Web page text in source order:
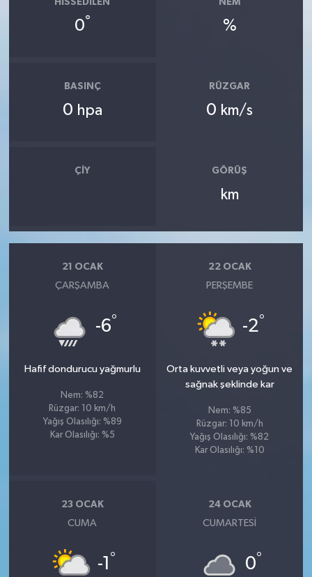
0° %
BASINÇ
0 hpa
RÜZGAR
0 km/s
ÇIY GÖRÜŞ
km
21 OCAK
ÇARŞAMBA
-6°
Hafif dondurucu yağmurlu
Nem: %82
Rüzgar: 10 km/h
Yağış Olasılığı: %89
Kar Olasılığı: %5
22 OCAK
PERŞEMBE
-2°
Orta kuvvetli veya yoğun ve
sağnak şeklinde kar
Nem: %85
Rüzgar: 10 km/h
Yağış Olasılığı: %82
Kar Olasılığı: %10
23 OCAK
CUMA
-1 °
24 OCAK
CUMARTESI
0°